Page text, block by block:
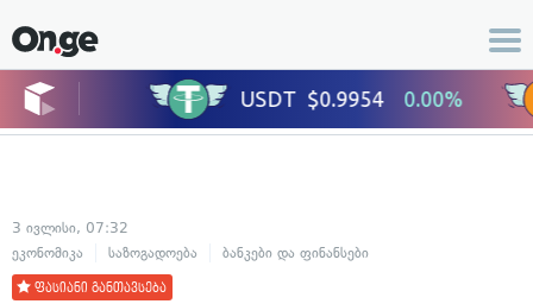
3 ივლისი, 07:32
ეკონომიკა
საზოგადოება ბანკები და ფინანსები
ფასიანი განთავსება